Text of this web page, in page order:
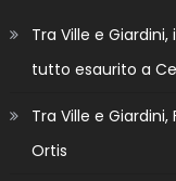
Tra Ville e
tutto esaurito a
Tra Ville e
Ortis